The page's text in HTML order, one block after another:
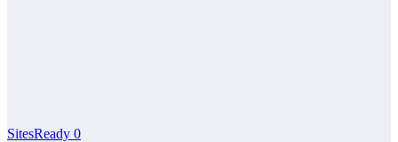
SitesReady 0